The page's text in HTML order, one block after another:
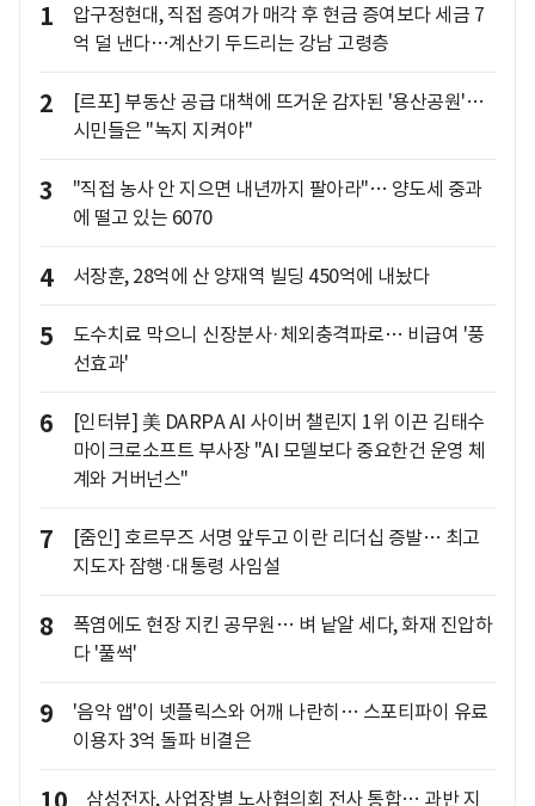
1
압구정현대, 직접 증여가 매각 후 현금 증여보다 세금 7
억 덜 낸다…계산기 두드리는 강남 고령층
2
[르포] 부동산 공급 대책에 뜨거운 감자된 '용산공원'…
시민들은 "녹지 지켜야"
3
"직접 농사 안 지으면 내년까지 팔아라"… 양도세 중과
에 떨고 있는 6070
4 서장훈, 28억에 산 양재역 빌딩 450억에 내놨다
5
도수치료 막으니 신장분사·체외충격파로… 비급여 '풍
선효과'
6
[인터뷰] 美 DARPA AI 사이버 챌린지 1위 이끈 김태수
마이크로소프트 부사장 "AI 모델보다 중요한건 운영 체
계와 거버넌스"
7
[줌인] 호르무즈 서명 앞두고 이란 리더십 증발… 최고
지도자 잠행·대통령 사임설
8
폭염에도 현장 지킨 공무원… 벼 낱알 세다, 화재 진압하
다 '풀썩'
9
'음악 앱'이 넷플릭스와 어깨 나란히… 스포티파이 유료
이용자 3억 돌파 비결은
삼성전자, 사업장별 노사협의회 전사 통합… 과반 지